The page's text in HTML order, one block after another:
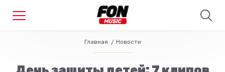
Главная Новости